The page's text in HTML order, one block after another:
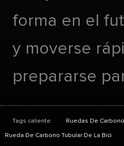
forma en el
y moverse
prepararse
Tags caliente: Ruedas De Carbono
Rueda De Carbono Tubular De La Bici